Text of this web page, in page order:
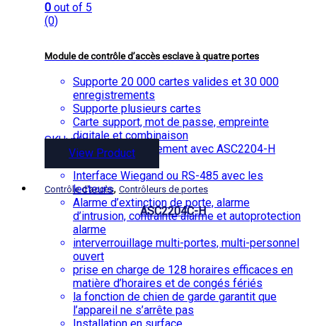
0 out of 5
(0)
Module de contrôle d’accès esclave à quatre portes
Supporte 20 000 cartes valides et 30 000
enregistrements
Supporte plusieurs cartes
Carte support, mot de passe, empreinte
digitale et combinaison
Fonctionne uniquement avec ASC2204-H
avec bus CAN
Interface Wiegand ou RS-485 avec les
lecteurs
Alarme d’extinction de porte, alarme
d’intrusion, contrainte alarme et autoprotection
alarme
interverrouillage multi-portes, multi-personnel
ouvert
prise en charge de 128 horaires efficaces en
matière d’horaires et de congés fériés
la fonction de chien de garde garantit que
l’appareil ne s’arrête pas
SKU: n/a
View Product
Contrôle d'accès, Contrôleurs de portes
ASC2204C-H